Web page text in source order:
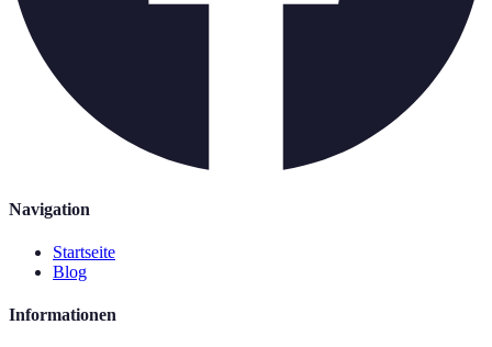
Navigation
Startseite
Blog
Informationen